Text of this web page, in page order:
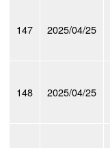
147 2025/04/25
148 2025/04/25